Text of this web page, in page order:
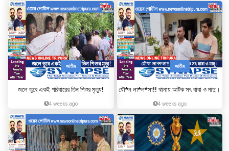
জাতীয়
জলে ডুবে একই পরিবারের তিন শিশুর মৃত্যু!
4 weeks ago
জাতীয়
যৌ*ন লা*ল*সা!! থানায় আটক সৎ বাবা ও দাদু।
4 weeks ago